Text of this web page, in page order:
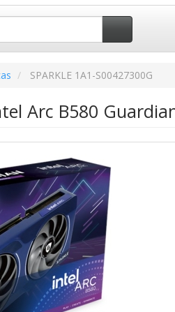
SPARKLE 1A1-S00427300G
Arc B580